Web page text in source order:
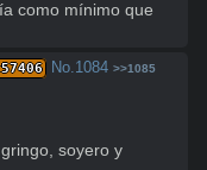
como mínimo que
No.1084 >>1085
soyero y